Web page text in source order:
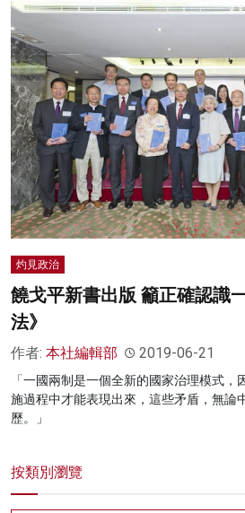
科技
影片
名家榜
灼見活動
關於我們
灼見政治
饒戈平新書出版 籲正確認識
法》
作者: 本社編輯部 2019-06-21
「一國兩制是一個全新的國家治理模式
施過程中才能表現出來，這些矛盾，無論
歷。」
按類別瀏覽